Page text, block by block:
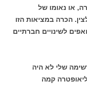
או נאומו של
הכרה במציאות הזו
לשינויים חברתיים
שלי לא היה
קמה